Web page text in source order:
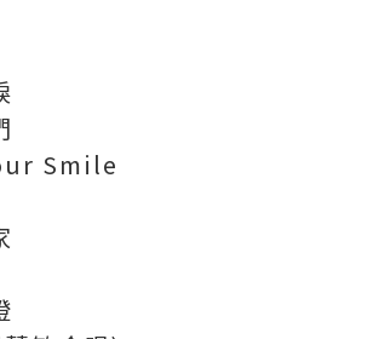
Smile